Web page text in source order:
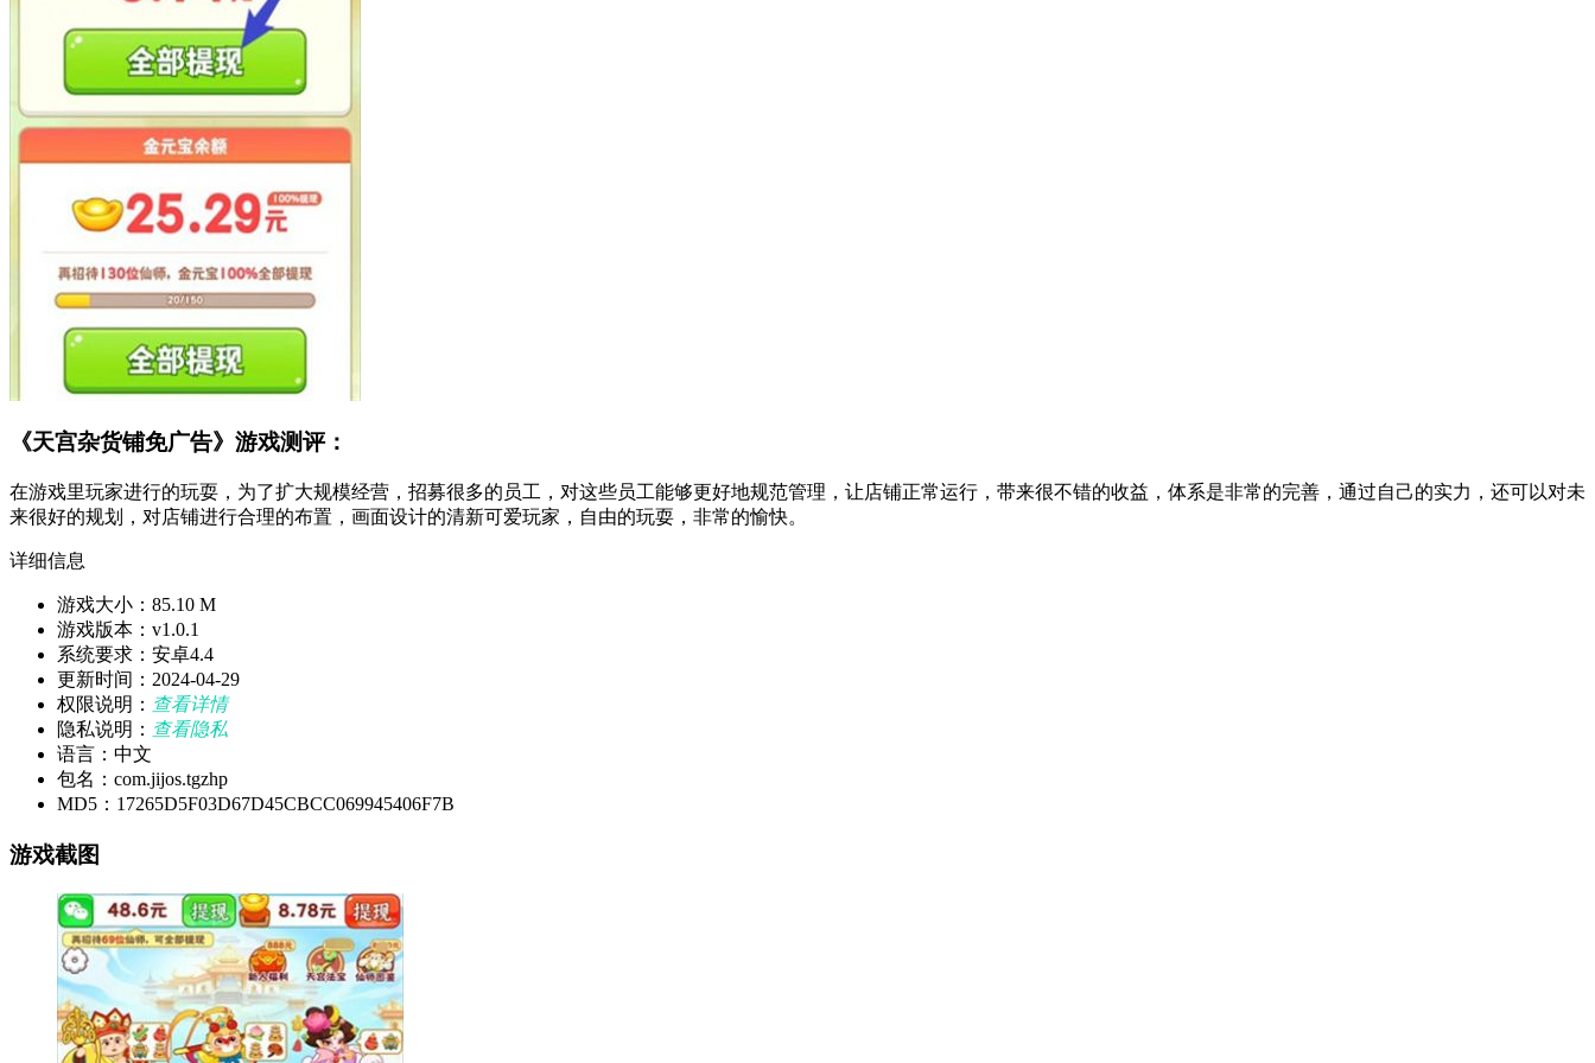
《天宫杂货铺免广告》游戏测评：
在游戏里玩家进行的玩耍，为了扩大规模经营，招募很多的员工，对这些员工能够更好地规范管理，让店铺正常运行，带来很不错的收益，体系是非常的完善，通过自己的实力，还可以对未
来很好的规划，对店铺进行合理的布置，画面设计的清新可爱玩家，自由的玩耍，非常的愉快。
详细信息
游戏大小：85.10 M
游戏版本：v1.0.1
系统要求：安卓4.4
更新时间：2024-04-29
权限说明： 查看详情
隐私说明： 查看隐私
语言：中文
包名：com.jijos.tgzhp
MD5：17265D5F03D67D45CBCC069945406F7B
游戏截图